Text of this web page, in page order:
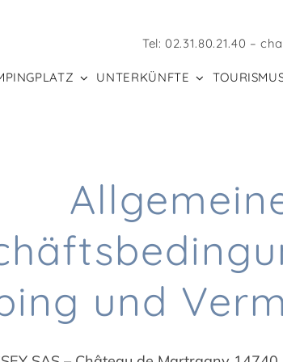
Tel:02.31.80.21.40 –
UNTERKÜNFTE
und